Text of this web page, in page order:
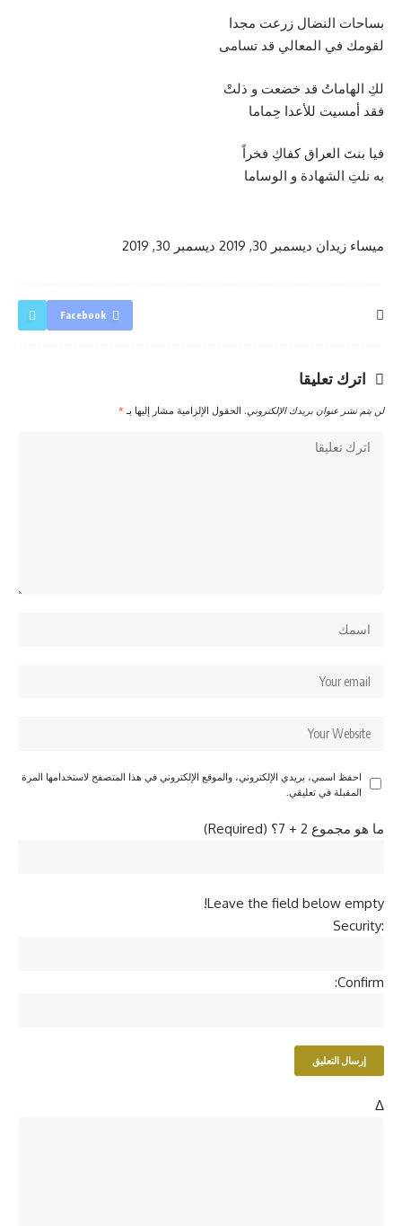
بساحات النضال زرعت مجدا
لقومك في المعالي قد تسامى
لكِ الهاماتُ قد خضعت و ذلتْ
فقد أمسيت للأعدا حِماما
فيا بنتَ العراق كفاكِ فخراً
به نلتِ الشهادة و الوساما
ميساء زيدان ديسمبر 30, 2019 ديسمبر 30, 2019
Facebook
اترك تعليقا
لن يتم نشر عنوان بريدك الإلكتروني. الحقول الإلزامية مشار إليها بـ *
احفظ اسمي، بريدي الإلكتروني، والموقع الإلكتروني في هذا المتصفح لاستخدامها المرة
المقبلة في تعليقي.
ما هو مجموع 2 + 7؟ (Required)
Leave the field below empty!
Security:
Confirm:
Δ